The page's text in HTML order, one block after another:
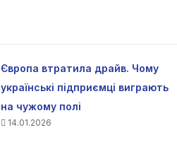
Європа втратила драйв. Чому
українські підприємці виграють
на чужому полі
14.01.2026